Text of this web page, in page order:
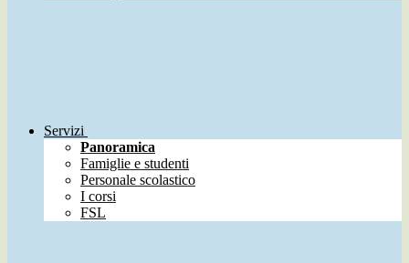
Servizi
Panoramica
Famiglie e studenti
Personale scolastico
I corsi
FSL